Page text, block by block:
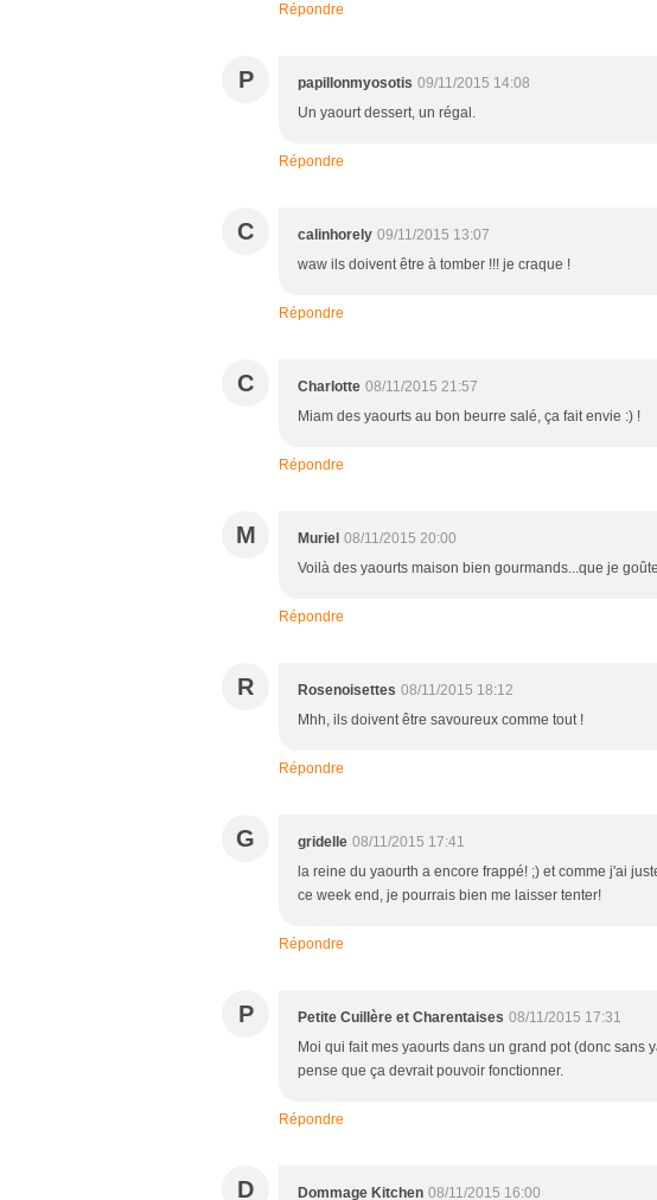
Répondre
P papillonmyosotis 09/11/2015 14:08
Un yaourt dessert, un régal.
Répondre
C calinhorely 09/11/2015 13:07
waw ils doivent être à tomber !!! je craque !
Répondre
C Charlotte 08/11/2015 21:57
Miam des yaourts au bon beurre salé, ça fait envie :) !
Répondre
M Muriel 08/11/2015 20:00
Voilà des yaourts maison bien gourmands...que je
Répondre
R Rosenoisettes 08/11/2015 18:12
Mhh, ils doivent être savoureux comme tout !
Répondre
G gridelle 08/11/2015 17:41
la reine du yaourth a encore frappé! ;) et comme j'ai
ce week end, je pourrais bien me laisser tenter!
Répondre
P Petite Cuillère et Charentaises 08/11/2015 17:31
Moi qui fait mes yaourts dans un grand pot (donc sans
pense que ça devrait pouvoir fonctionner.
Répondre
D Dommage Kitchen 08/11/2015 16:00